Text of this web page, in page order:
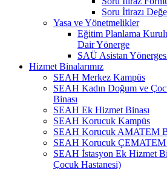
Soru İtirazı
Yasa ve Yönetmelikler
Eğitim Planlama
Dair Yönerge
SAÜ Asistan
Hizmet Binalarımız
SEAH Merkez Kampüs
SEAH Kadın Doğum ve
Binası
SEAH Ek Hizmet Binası
SEAH Korucuk Kampüs
SEAH Korucuk AMATEM
SEAH Korucuk ÇEMATEM
SEAH İstasyon Ek Hizmet
Çocuk Hastanesi)